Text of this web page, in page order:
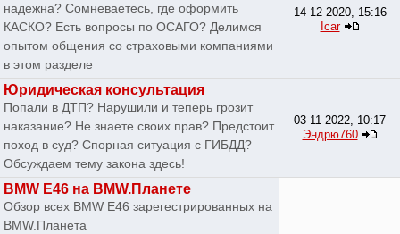
надежна? Сомневаетесь, где оформить
КАСКО? Есть вопросы по ОСАГО? Делимся
опытом общения со страховыми компаниями
в этом разделе
14 12 2020, 15:16
Icar
Юридическая консультация
Попали в ДТП? Нарушили и теперь грозит
наказание? Не знаете своих прав? Предстоит
поход в суд? Спорная ситуация с ГИБДД?
Обсуждаем тему закона здесь!
03 11 2022, 10:17
Эндрю760
BMW E46 на BMW.Планете
Обзор всех BMW E46 зарегестрированных на
BMW.Планета